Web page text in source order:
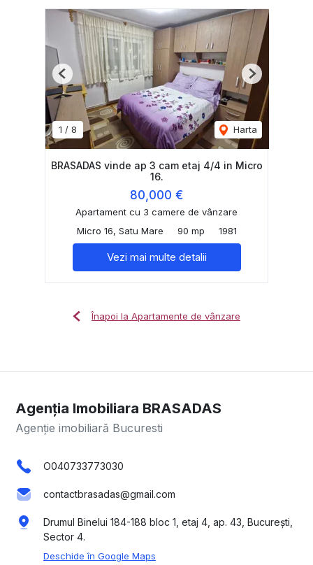
1 / 8 Harta
Previous Next
BRASADAS vinde ap 3 cam etaj 4/4 in Micro
16.
80,000 €
Apartament cu 3 camere de vânzare
Micro 16, Satu Mare
90 mp 1981
Vezi mai multe detalii
Înapoi la Apartamente de vânzare
Agenția Imobiliara BRASADAS
Agenție imobiliară Bucuresti
O040733773030
contactbrasadas@gmail.com
Drumul Binelui 184-188 bloc 1, etaj 4, ap. 43, București,
Sector 4.
Deschide în Google Maps